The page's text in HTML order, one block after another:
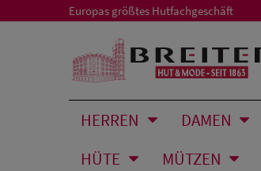
Europas größtes Hutfachgeschäft
HERREN DAMEN
HÜTE
MÜTZEN